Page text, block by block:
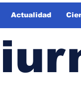
Actualidad